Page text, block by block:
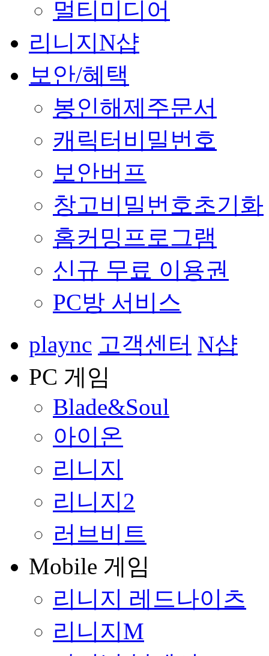
멀티미디어
리니지N샵
보안/혜택
봉인해제주문서
캐릭터비밀번호
보안버프
창고비밀번호초기화
홈커밍프로그램
신규 무료 이용권
PC방 서비스
plaync 고객센터 N샵
PC 게임
Blade&Soul
아이온
리니지
리니지2
러브비트
Mobile 게임
리니지 레드나이츠
리니지M